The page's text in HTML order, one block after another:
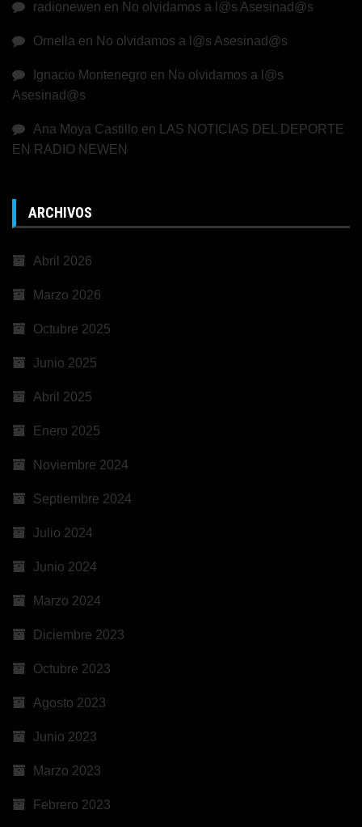
radionewen en No olvidamos a l@s Asesinad@s
Ornella en No olvidamos a l@s Asesinad@s
Ignacio Montenegro en No olvidamos a l@s
Asesinad@s
Ana Moya Castillo en
LAS NOTICIAS DEL DEPORTE
EN RADIO NEWEN
ARCHIVOS
Abril 2026
Marzo 2026
Octubre 2025
Junio 2025
Abril 2025
Enero 2025
Noviembre 2024
Septiembre 2024
Julio 2024
Junio 2024
Marzo 2024
Diciembre 2023
Octubre 2023
Agosto 2023
Junio 2023
Marzo 2023
Febrero 2023